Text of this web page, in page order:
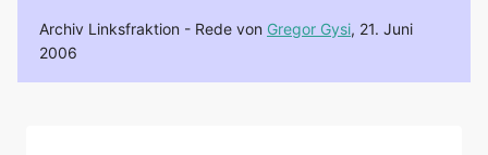
Archiv Linksfraktion - Rede von Gregor Gysi, 21. Juni
2006